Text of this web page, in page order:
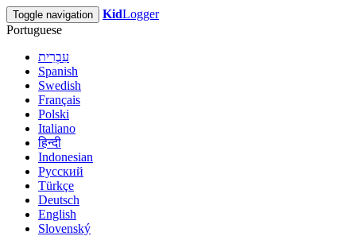
Toggle navigation KidLogger
Portuguese
עִבְרִית
Spanish
Swedish
Français
Polski
Italiano
हिन्दी
Indonesian
Русский
Türkçe
Deutsch
English
Slovenský